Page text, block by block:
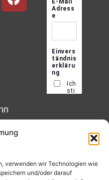
verwenden wir Technologien wie
und/oder darauf